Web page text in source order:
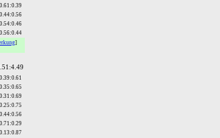
0.61:0.39
0.44:0.56
0.54:0.46
0.56:0.44
]
0.39:0.61
0.35:0.65
0.31:0.69
0.25:0.75
0.44:0.56
0.71:0.29
0.13:0.87